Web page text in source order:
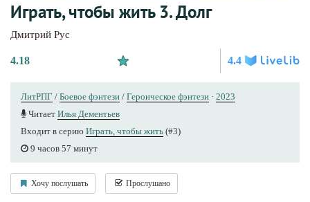
Играть, чтобы жить 3. Долг
Дмитрий Рус
4.18 4.4
ЛитРПГ / Боевое фэнтези / Героическое фэнтези · 2023
Читает Илья Дементьев
Входит в серию Играть, чтобы жить (#3)
9 часов 57 минут
Хочу послушать Прослушано